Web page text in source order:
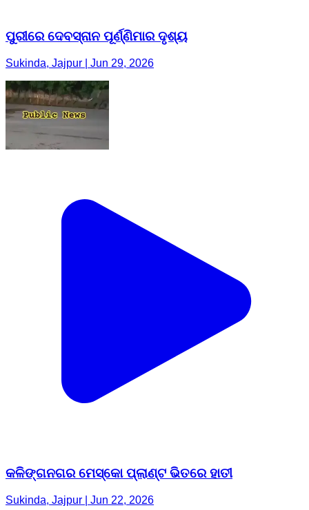
ପୁରୀରେ ଦେବସ୍ନାନ ପୂର୍ଣ୍ଣିମାର ଦୃଶ୍ୟ
Sukinda, Jajpur | Jun 29, 2026
କଳିଙ୍ଗନଗର ମେସ୍କୋ ପ୍ଲାଣ୍ଟ ଭିତରେ ହାତୀ
Sukinda, Jajpur | Jun 22, 2026